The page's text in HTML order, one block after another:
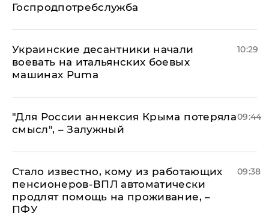
Госпродпотребслужба
Украинские десантники начали
воевать на итальянских боевых
машинах Puma
10:29
"Для России аннексия Крыма потеряла
смысл", – Залужный
09:44
Стало известно, кому из работающих
пенсионеров-ВПЛ автоматически
продлят помощь на проживание, –
ПФУ
09:38